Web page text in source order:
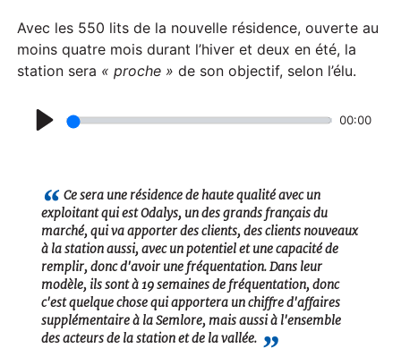
Avec les 550 lits de la nouvelle résidence, ouverte au
moins quatre mois durant l’hiver et deux en été, la
station sera « proche » de son objectif, selon l’élu.
a
y
00:00
Ce sera une résidence de haute qualité avec un
exploitant qui est Odalys, un des grands français du
marché, qui va apporter des clients, des clients nouveaux
à la station aussi, avec un potentiel et une capacité de
remplir, donc d'avoir une fréquentation. Dans leur
modèle, ils sont à 19 semaines de fréquentation, donc
c'est quelque chose qui apportera un chiffre d'affaires
supplémentaire à la Semlore, mais aussi à l'ensemble
des acteurs de la station et de la vallée.